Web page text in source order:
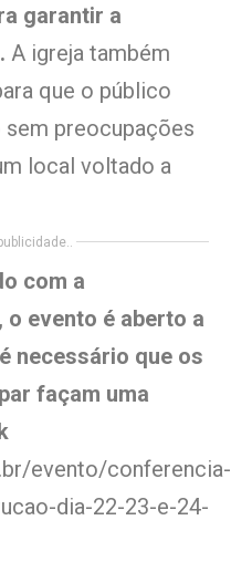
garantir a
A igreja também
que o público
preocupações
local voltado a
com a
evento é aberto a
necessário que os
façam uma
evento/conferencia-
dia-22-23-e-24-